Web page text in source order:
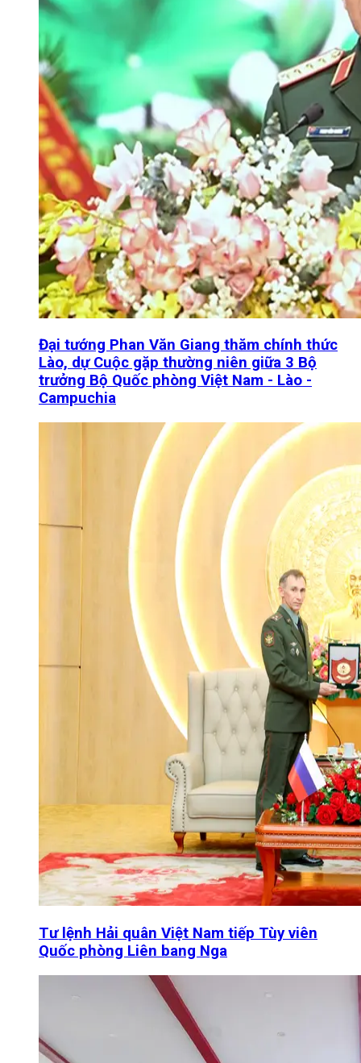
Đại tướng Phan Văn Giang thăm chính thức
Lào, dự Cuộc gặp thường niên giữa 3 Bộ
trưởng Bộ Quốc phòng Việt Nam - Lào -
Campuchia
Tư lệnh Hải quân Việt Nam tiếp Tùy viên
Quốc phòng Liên bang Nga